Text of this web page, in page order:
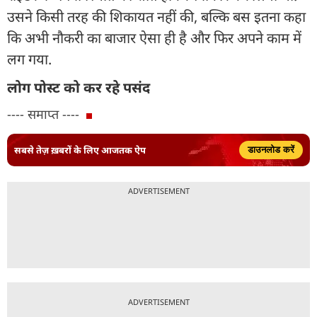
उसने किसी तरह की शिकायत नहीं की, बल्कि बस इतना कहा
कि अभी नौकरी का बाजार ऐसा ही है और फिर अपने काम में
लग गया.
लोग पोस्ट को कर रहे पसंद
---- समाप्त ----
सबसे तेज़ ख़बरों के लिए आजतक ऐप डाउनलोड करें
ADVERTISEMENT
ADVERTISEMENT